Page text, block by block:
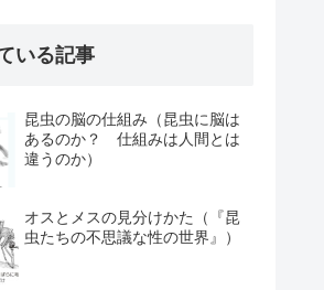
いる記事
昆虫の脳の仕組み（昆虫に脳は
あるのか？ 仕組みは人間とは
違うのか）
オスとメスの見分けかた（『昆
虫たちの不思議な性の世界』）